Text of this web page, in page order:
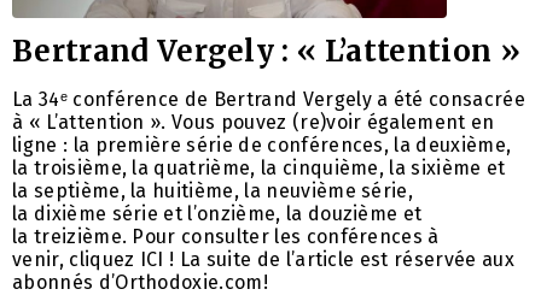
Bertrand Vergely : « L’attention »
La 34ᵉ conférence de Bertrand Vergely a été consacrée
à « L’attention ». Vous pouvez (re)voir également en
ligne : la première série de conférences, la deuxième,
la troisième, la quatrième, la cinquième, la sixième et
la septième, la huitième, la neuvième série,
la dixième série et l’onzième, la douzième et
la treizième. Pour consulter les conférences à
venir, cliquez ICI ! La suite de l’article est réservée aux
abonnés d’Orthodoxie.com!